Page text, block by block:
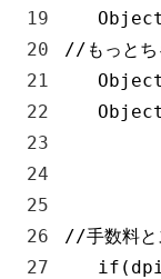
19
20
21
22
23
24
25
26
27
//もっとち
//手数料と
if (